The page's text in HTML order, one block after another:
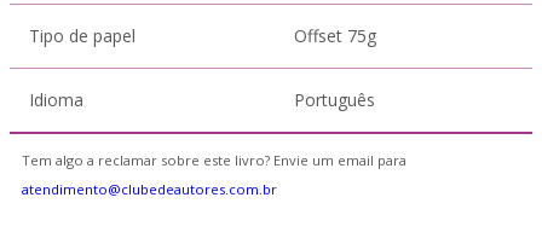
Tipo de papel Offset 75g
Idioma Português
Tem algo a reclamar sobre este livro? Envie um email para
atendimento@clubedeautores.com.br